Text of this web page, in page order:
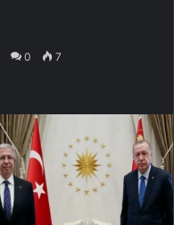
0 7